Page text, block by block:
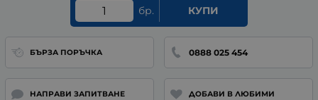
бр. КУПИ
БЪРЗА ПОРЪЧКА 0888 025 454
НАПРАВИ ЗАПИТВАНЕ ДОБАВИ В ЛЮБИМИ